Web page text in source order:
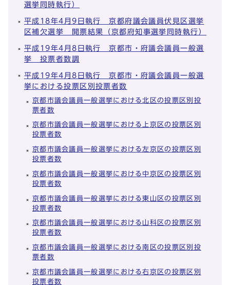
選挙同時執行）
平成18年4月9日執行 京都府議会議員伏見区選挙
区補欠選挙 開票結果（京都府知事選挙同時執行）
平成19年4月8日執行 京都市・府議会議員一般選
挙 投票者数調
平成19年4月8日執行 京都市・府議会議員一般選
挙における投票区別投票者数
京都市議会議員一般選挙における北区の投票区別投
票者数
京都市議会議員一般選挙における上京区の投票区別
投票者数
京都市議会議員一般選挙における左京区の投票区別
投票者数
京都市議会議員一般選挙における中京区の投票区別
投票者数
京都市議会議員一般選挙における東山区の投票区別
投票者数
京都市議会議員一般選挙における山科区の投票区別
投票者数
京都市議会議員一般選挙における南区の投票区別投
票者数
京都市議会議員一般選挙における右京区の投票区別
投票者数